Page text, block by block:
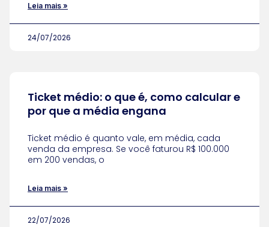
Leia mais »
24/07/2026
Ticket médio: o que é, como calcular e
por que a média engana
Ticket médio é quanto vale, em média, cada
venda da empresa. Se você faturou R$ 100.000
em 200 vendas, o
Leia mais »
22/07/2026